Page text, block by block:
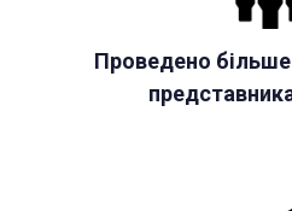
Проведено більше